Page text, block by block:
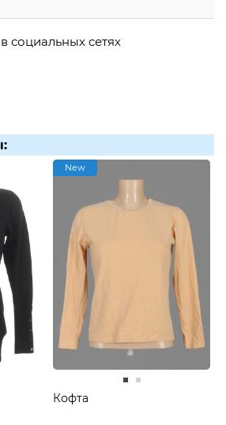
социальных сетях
New
Кофта